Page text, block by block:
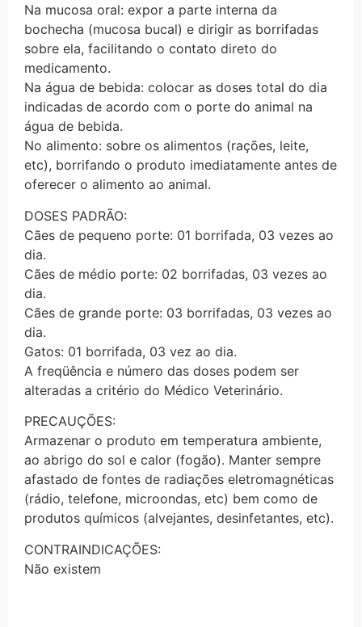
Na mucosa oral: expor a parte interna da
bochecha (mucosa bucal) e dirigir as borrifadas
sobre ela, facilitando o contato direto do
medicamento.
Na água de bebida: colocar as doses total do dia
indicadas de acordo com o porte do animal na
água de bebida.
No alimento: sobre os alimentos (rações, leite,
etc), borrifando o produto imediatamente antes de
oferecer o alimento ao animal.
DOSES PADRÃO:
Cães de pequeno porte: 01 borrifada, 03 vezes ao
dia.
Cães de médio porte: 02 borrifadas, 03 vezes ao
dia.
Cães de grande porte: 03 borrifadas, 03 vezes ao
dia.
Gatos: 01 borrifada, 03 vez ao dia.
A freqüência e número das doses podem ser
alteradas a critério do Médico Veterinário.
PRECAUÇÕES:
Armazenar o produto em temperatura ambiente,
ao abrigo do sol e calor (fogão). Manter sempre
afastado de fontes de radiações eletromagnéticas
(rádio, telefone, microondas, etc) bem como de
produtos químicos (alvejantes, desinfetantes, etc).
CONTRAINDICAÇÕES:
Não existem